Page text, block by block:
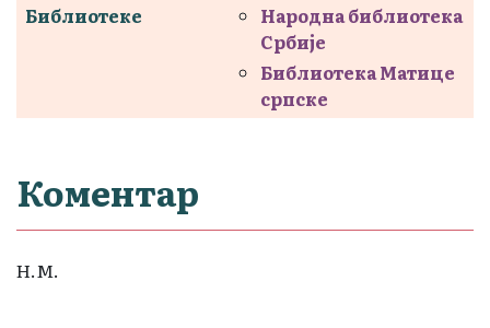
Библиотеке
Народна библиотека
Србије
Библиотека Матице
српске
Коментар
Н.М.